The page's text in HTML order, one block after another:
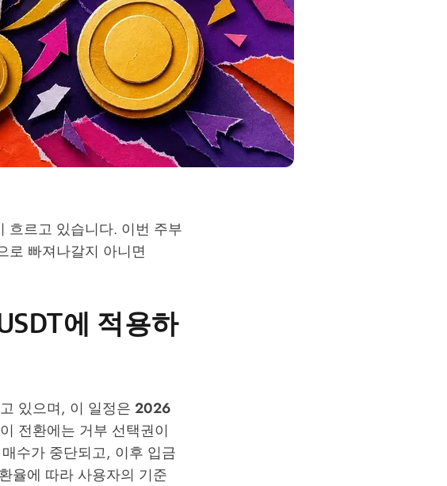
흐르고 있습니다. 이번 주부
로 빠져나갈지 아니면
에 적용하
있으며, 이 일정은 2026
전환에는 거부 선택권이
수가 중단되고, 이후 입금
율에 따라 사용자의 기준